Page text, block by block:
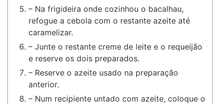
– Na frigideira onde cozinhou o bacalhau,
refogue a cebola com o restante azeite até
caramelizar.
– Junte o restante creme de leite e o requeijão
e reserve os dois preparados.
– Reserve o azeite usado na preparação
anterior.
– Num recipiente untado com azeite, coloque o